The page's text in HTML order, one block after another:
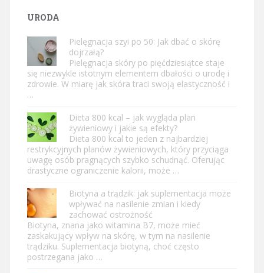
URODA
Pielęgnacja szyi po 50: Jak dbać o skórę
dojrzałą?
Pielęgnacja skóry po pięćdziesiątce staje
się niezwykle istotnym elementem dbałości o urodę i
zdrowie. W miarę jak skóra traci swoją elastyczność i
…
Dieta 800 kcal – jak wygląda plan
żywieniowy i jakie są efekty?
Dieta 800 kcal to jeden z najbardziej
restrykcyjnych planów żywieniowych, który przyciąga
uwagę osób pragnących szybko schudnąć. Oferując
drastyczne ograniczenie kalorii, może …
Biotyna a trądzik: jak suplementacja może
wpływać na nasilenie zmian i kiedy
zachować ostrożność
Biotyna, znana jako witamina B7, może mieć
zaskakujący wpływ na skórę, w tym na nasilenie
trądziku. Suplementacja biotyną, choć często
postrzegana jako …